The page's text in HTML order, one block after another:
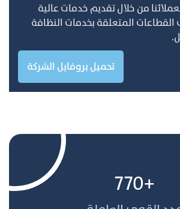
من خلال تقديم خدمات عالية
المتعلقة بخدمات النظافة
تحميل بروفايل الشركة
+770